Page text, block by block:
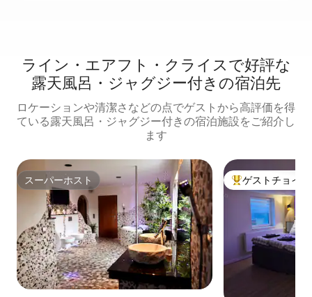
ライン・エアフト・クライスで好評な
露天風呂・ジャグジー付きの宿泊先
ロケーションや清潔さなどの点でゲストから高評価を得
ている露天風呂・ジャグジー付きの宿泊施設をご紹介し
ます
スーパーホスト
スーパーホスト 大好評のゲスト
ゲストチョイス